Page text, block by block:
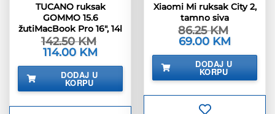
TUCANO ruksak
GOMMO 15.6
žutiMacBook Pro 16″, 14l
142.50KM
Izvorna
cijena
bila
142.50 KM.
114.00 KM
je:
DODAJ U
KORPU
Xiaomi Mi ruksak City 2,
tamno siva
86.25KM
Izvorna
cijena
bila
86.25 KM.
69.00 KM
je:
69.00 KM.
DODAJ U
KORPU